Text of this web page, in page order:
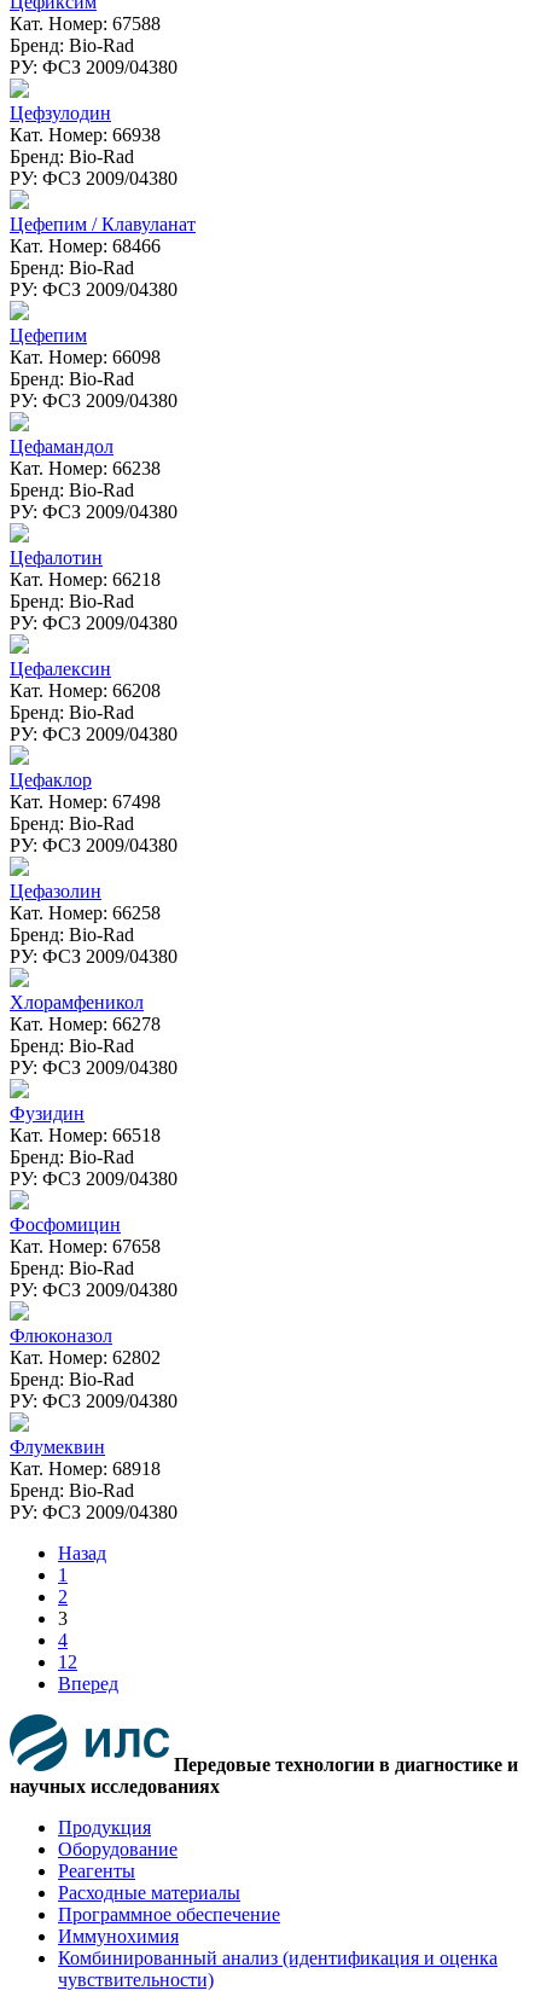
Кат. Номер: 67588
Бренд: Bio-Rad
РУ: ФСЗ 2009/04380
Цефзулодин
Кат. Номер: 66938
Бренд: Bio-Rad
РУ: ФСЗ 2009/04380
Цефепим / Клавуланат
Кат. Номер: 68466
Бренд: Bio-Rad
РУ: ФСЗ 2009/04380
Цефепим
Кат. Номер: 66098
Бренд: Bio-Rad
РУ: ФСЗ 2009/04380
Цефамандол
Кат. Номер: 66238
Бренд: Bio-Rad
РУ: ФСЗ 2009/04380
Цефалотин
Кат. Номер: 66218
Бренд: Bio-Rad
РУ: ФСЗ 2009/04380
Цефалексин
Кат. Номер: 66208
Бренд: Bio-Rad
РУ: ФСЗ 2009/04380
Цефаклор
Кат. Номер: 67498
Бренд: Bio-Rad
РУ: ФСЗ 2009/04380
Цефазолин
Кат. Номер: 66258
Бренд: Bio-Rad
РУ: ФСЗ 2009/04380
Хлорамфеникол
Кат. Номер: 66278
Бренд: Bio-Rad
РУ: ФСЗ 2009/04380
Фузидин
Кат. Номер: 66518
Бренд: Bio-Rad
РУ: ФСЗ 2009/04380
Фосфомицин
Кат. Номер: 67658
Бренд: Bio-Rad
РУ: ФСЗ 2009/04380
Флюконазол
Кат. Номер: 62802
Бренд: Bio-Rad
РУ: ФСЗ 2009/04380
Флумеквин
Кат. Номер: 68918
Бренд: Bio-Rad
РУ: ФСЗ 2009/04380
Назад
1
2
3
4
12
Вперед
Передовые технологии в диагностике и
научных исследованиях
Продукция
Оборудование
Реагенты
Расходные материалы
Программное обеспечение
Иммунохимия
Комбинированный анализ (идентификация и оценка
чувствительности)